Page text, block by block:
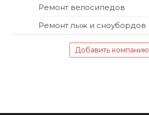
Ремонт велосипедов
Ремонт лыж и сноубордов
Добавить компанию